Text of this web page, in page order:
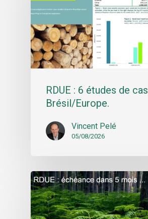
RDUE : 6 études de cas
Brésil/Europe.
Vincent Pelé
05/08/2026